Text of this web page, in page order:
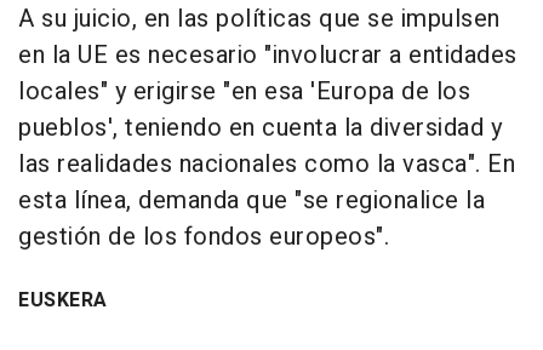
A su juicio, en las políticas que se impulsen
en la UE es necesario "involucrar a entidades
locales" y erigirse "en esa 'Europa de los
pueblos', teniendo en cuenta la diversidad y
las realidades nacionales como la vasca". En
esta línea, demanda que "se regionalice la
gestión de los fondos europeos".
EUSKERA